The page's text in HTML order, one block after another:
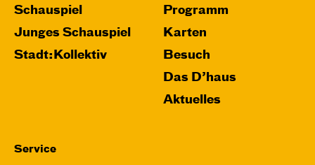
Schauspiel
Junges Schauspiel
Stadt:Kollektiv
Programm
Karten
Besuch
Das D’haus
Aktuelles
Service